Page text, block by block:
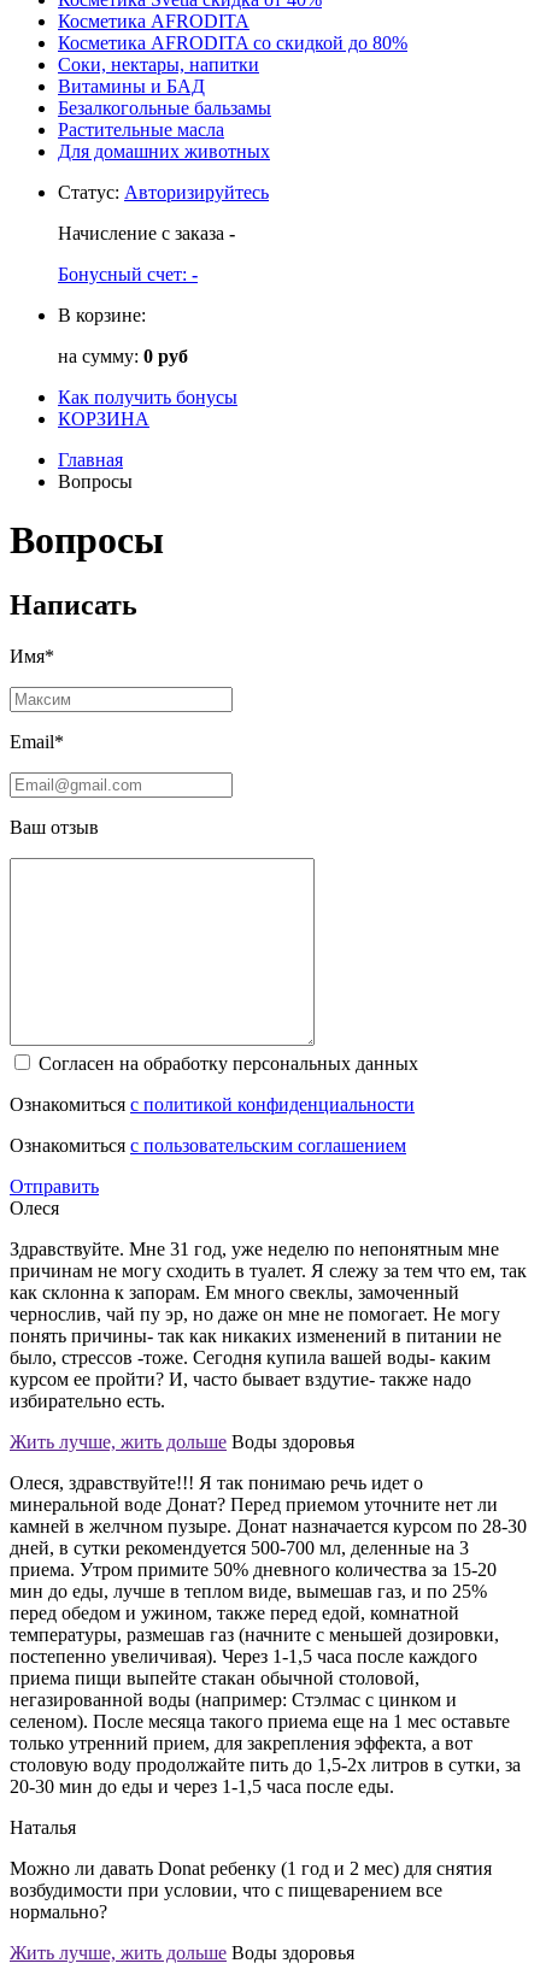
Косметика AFRODITA
Косметика AFRODITA со скидкой до 80%
Соки, нектары, напитки
Витамины и БАД
Безалкогольные бальзамы
Растительные масла
Для домашних животных
Статус: Авторизируйтесь
Начисление с заказа -
Бонусный счет: -
В корзине:
на сумму: 0 руб
Как получить бонусы
КОРЗИНА
Главная
Вопросы
Вопросы
Написать
Имя*
Email*
Ваш отзыв
Согласен на обработку персональных данных
Ознакомиться с политикой конфиденциальности
Ознакомиться с пользовательским соглашением
Отправить
Олеся
Здравствуйте. Мне 31 год, уже неделю по непонятным мне
причинам не могу сходить в туалет. Я слежу за тем что ем, так
как склонна к запорам. Ем много свеклы, замоченный
чернослив, чай пу эр, но даже он мне не помогает. Не могу
понять причины- так как никаких изменений в питании не
было, стрессов -тоже. Сегодня купила вашей воды- каким
курсом ее пройти? И, часто бывает вздутие- также надо
избирательно есть.
Жить лучше, жить дольше Воды здоровья
Олеся, здравствуйте!!! Я так понимаю речь идет о
минеральной воде Донат? Перед приемом уточните нет ли
камней в желчном пузыре. Донат назначается курсом по 28-30
дней, в сутки рекомендуется 500-700 мл, деленные на 3
приема. Утром примите 50% дневного количества за 15-20
мин до еды, лучше в теплом виде, вымешав газ, и по 25%
перед обедом и ужином, также перед едой, комнатной
температуры, размешав газ (начните с меньшей дозировки,
постепенно увеличивая). Через 1-1,5 часа после каждого
приема пищи выпейте стакан обычной столовой,
негазированной воды (например: Стэлмас с цинком и
селеном). После месяца такого приема еще на 1 мес оставьте
только утренний прием, для закрепления эффекта, а вот
столовую воду продолжайте пить до 1,5-2х литров в сутки, за
20-30 мин до еды и через 1-1,5 часа после еды.
Наталья
Можно ли давать Donat ребенку (1 год и 2 мес) для снятия
возбудимости при условии, что с пищеварением все
нормально?
Жить лучше, жить дольше Воды здоровья